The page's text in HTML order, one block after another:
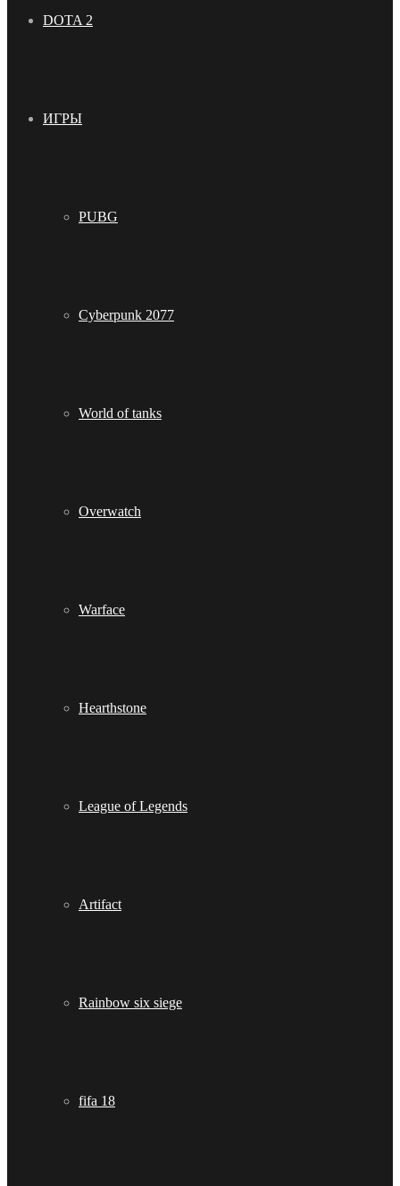
DOTA 2
ИГРЫ
PUBG
Cyberpunk 2077
World of tanks
Overwatch
Warface
Hearthstone
League of Legends
Artifact
Rainbow six siege
fifa 18